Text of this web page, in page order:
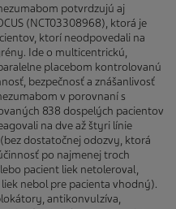
potvrdzujú aj
(NCT03308968), ktorá je
ktorí neodpovedali na
Ide o multicentrickú,
placebom kontrolovanú
bezpečnosť a znášanlivosť
v porovnaní s
838 dospelých pacientov
na dve až štyri línie
dostatočnej odozvy, ktorá
po najmenej troch
pacient liek netoleroval,
nebol pre pacienta vhodný).
antikonvulzíva,